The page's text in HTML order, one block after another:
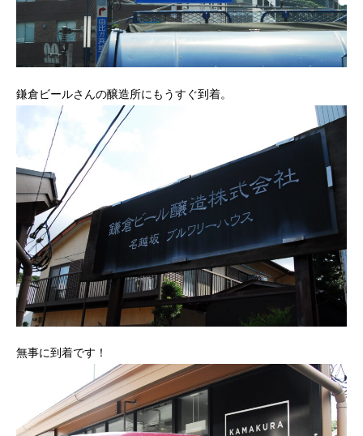
鎌倉ビールさんの醸造所にもうすぐ到着。
無事に到着です！